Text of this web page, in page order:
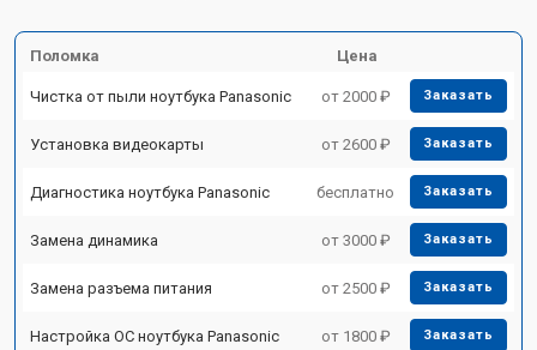
Поломка Цена
Чистка от пыли ноутбука Panasonic от 2000 ₽ Заказать
Установка видеокарты от 2600 ₽ Заказать
Диагностика ноутбука Panasonic бесплатно Заказать
Замена динамика от 3000 ₽ Заказать
Замена разъема питания от 2500 ₽ Заказать
Настройка ОС ноутбука Panasonic от 1800 ₽ Заказать